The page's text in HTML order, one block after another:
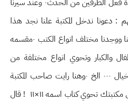
جميعا والمنظر لايفارق انظارنا وردة فعل الطرفين من الحدث٠ وعند سيرنا
صغيرة ٠قلت لهم : دعونا ندخل المكتبة علنا نجد هذا
الكتاب الذي ذكرته سحر ٠ودخلنا ووجدنا مختلف انواع الكتب ٠مقسمه
والكبار وتحوي انواع مختلفة من
المواضيع : القتل والجرائم، والخيال ٠٠٠ الخ ٠وهنا رايت صاحب المكتبة
وبعد السلام قلت له : عذرا هل مكتبتك تحوي كتاب اسمه ١١×١١ ! قال